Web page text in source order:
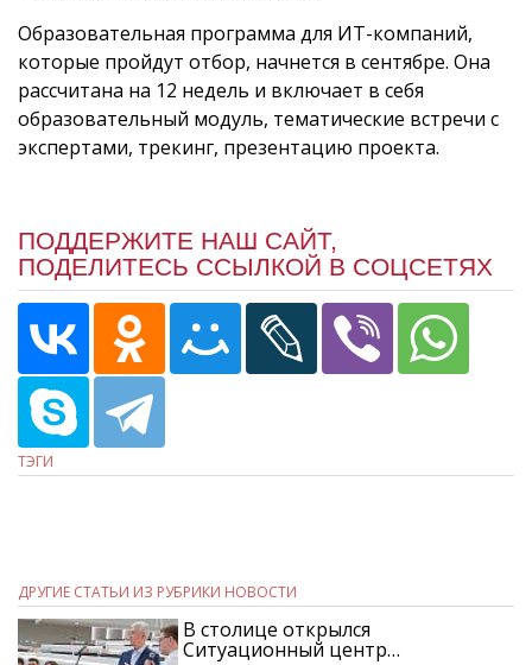
Образовательная программа для ИТ-компаний,
которые пройдут отбор, начнется в сентябре. Она
рассчитана на 12 недель и включает в себя
образовательный модуль, тематические встречи с
экспертами, трекинг, презентацию проекта.
ПОДДЕРЖИТЕ НАШ САЙТ,
ПОДЕЛИТЕСЬ ССЫЛКОЙ В СОЦСЕТЯХ
ТЭГИ
ДРУГИЕ СТАТЬИ ИЗ РУБРИКИ НОВОСТИ
В столице открылся
Ситуационный центр…